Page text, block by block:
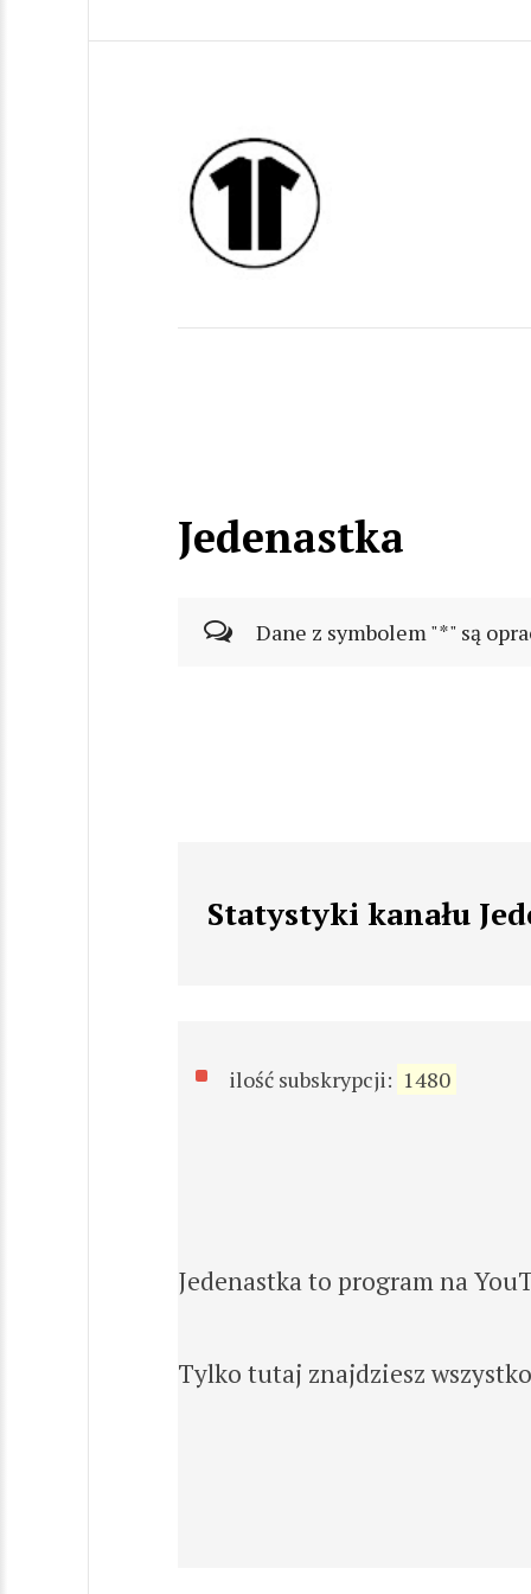
Jedenastka
Dane z symbolem "*" są
Statystyki kanału
ilość subskrypcji: 1480
Jedenastka to program na
Tylko tutaj znajdziesz